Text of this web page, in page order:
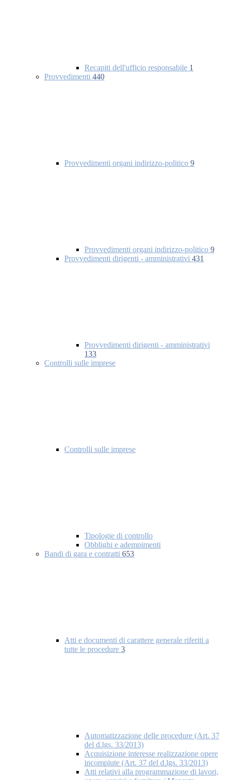
Recapiti dell'ufficio responsabile 1
Provvedimenti 440
Provvedimenti organi indirizzo-politico 9
Provvedimenti organi indirizzo-politico 9
Provvedimenti dirigenti - amministrativi 431
Provvedimenti dirigenti - amministrativi
133
Controlli sulle imprese
Controlli sulle imprese
Tipologie di controllo
Obblighi e adempimenti
Bandi di gara e contratti 653
Atti e documenti di carattere generale riferiti a
tutte le procedure 3
Automatizzazione delle procedure (Art. 37
del d.lgs. 33/2013)
Acquisizione interesse realizzazione opere
incompiute (Art. 37 del d.lgs. 33/2013)
Atti relativi alla programmazione di lavori,